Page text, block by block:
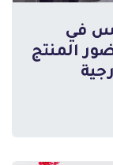
في
المنتج